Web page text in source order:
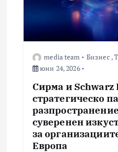
media team Бизнес ,
юни 24, 2026
Сирма и Schwarz
стратегическо
суверенен
за
Европа